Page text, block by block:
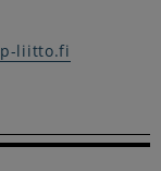
liitto.fi